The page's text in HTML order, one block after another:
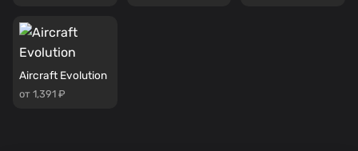
Aircraft Evolution
от 1,391 ₽